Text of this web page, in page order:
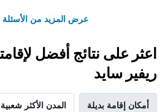
عرض المزيد من الأسئلة
اعثر على نتائج أفضل
ريفير سايد
أمكان إقامة بديلة المدن الأكثر شعبية